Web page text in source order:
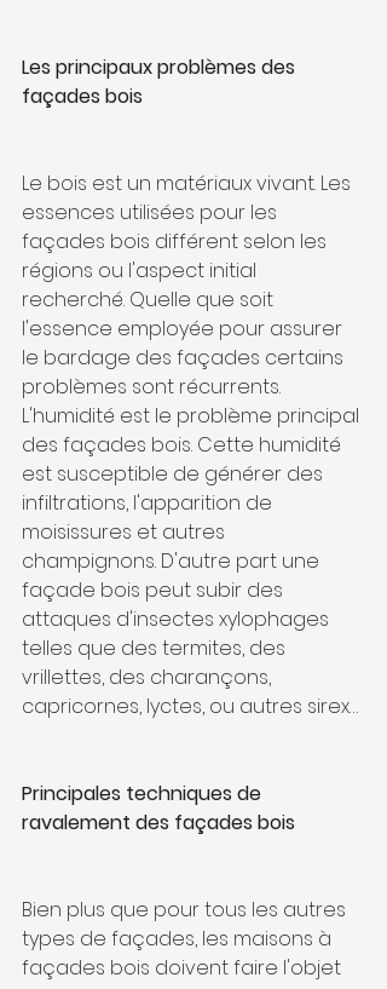
Les principaux problèmes des
façades bois
Le bois est un matériaux vivant. Les
essences utilisées pour les
façades bois différent selon les
régions ou l'aspect initial
recherché. Quelle que soit
l'essence employée pour assurer
le bardage des façades certains
problèmes sont récurrents.
L'humidité est le problème principal
des façades bois. Cette humidité
est susceptible de générer des
infiltrations, l'apparition de
moisissures et autres
champignons. D'autre part une
façade bois peut subir des
attaques d'insectes xylophages
telles que des termites, des
vrillettes, des charançons,
capricornes, lyctes, ou autres sirex…
Principales techniques de
ravalement des façades bois
Bien plus que pour tous les autres
types de façades, les maisons à
façades bois doivent faire l'objet